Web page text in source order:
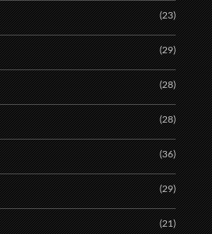
(23)
(29)
(28)
(28)
(36)
(29)
(21)